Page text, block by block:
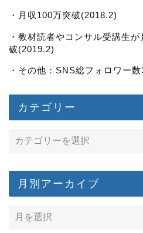
・月収100万突破(2018.2)
・教材読者やコンサル受講生
破(2019.2)
・その他：SNS総フォロワー
カテゴリー
月別アーカイブ